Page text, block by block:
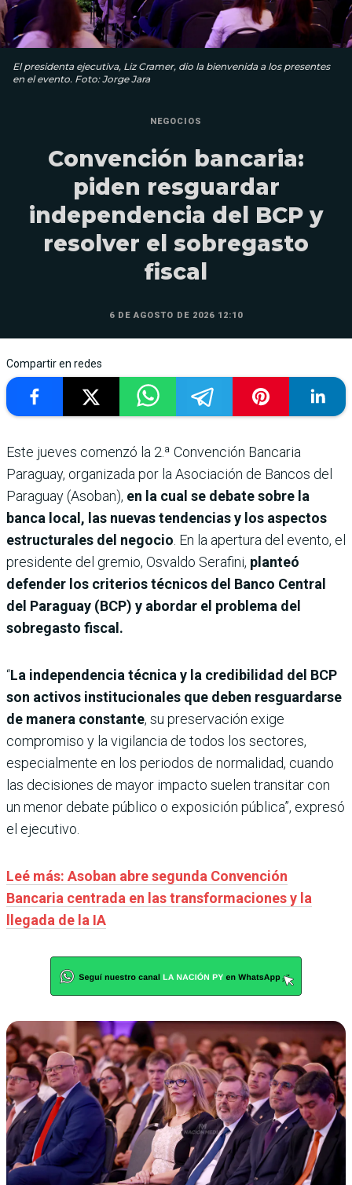
El presidenta ejecutiva, Liz Cramer, dio la bienvenida a los presentes
en el evento. Foto: Jorge Jara
NEGOCIOS
Convención bancaria:
piden resguardar
independencia del BCP y
resolver el sobregasto
fiscal
6 DE AGOSTO DE 2026 12:10
Compartir en redes
Este jueves comenzó la 2.ª Convención Bancaria
Paraguay, organizada por la Asociación de Bancos del
Paraguay (Asoban), en la cual se debate sobre la
banca local, las nuevas tendencias y los aspectos
estructurales del negocio . En la apertura del evento, el
presidente del gremio, Osvaldo Serafini, planteó
defender los criterios técnicos del Banco Central
del Paraguay (BCP) y abordar el problema del
sobregasto fiscal.
“La independencia técnica y la credibilidad del BCP
son activos institucionales que deben resguardarse
de manera constante, su preservación exige
compromiso y la vigilancia de todos los sectores,
especialmente en los periodos de normalidad, cuando
las decisiones de mayor impacto suelen transitar con
un menor debate público o exposición pública”, expresó
el ejecutivo.
Leé más: Asoban abre segunda Convención
Bancaria centrada en las transformaciones y la
llegada de la IA